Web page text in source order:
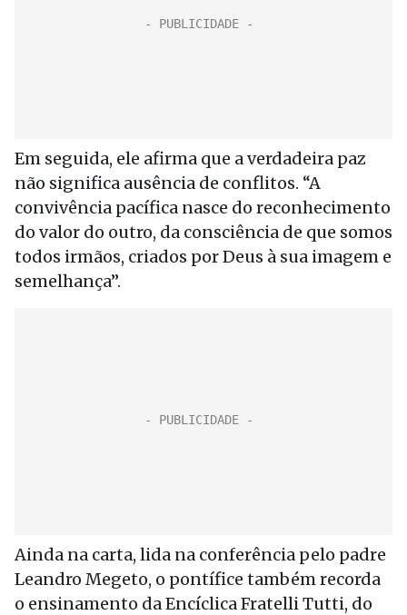
Em seguida, ele afirma que a verdadeira paz
não significa ausência de conflitos. “A
convivência pacífica nasce do reconhecimento
do valor do outro, da consciência de que somos
todos irmãos, criados por Deus à sua imagem e
semelhança”.
Ainda na carta, lida na conferência pelo padre
Leandro Megeto, o pontífice também recorda
o ensinamento da Encíclica Fratelli Tutti, do